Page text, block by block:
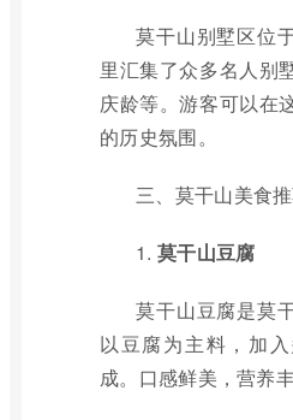
莫干山别墅区位
里汇集了众多名人别
庆龄等。游客可以在
的历史氛围。
三、莫干山美食
1. 莫干山豆腐
莫干山豆腐是莫
以豆腐为主料，加
成。口感鲜美，营养丰